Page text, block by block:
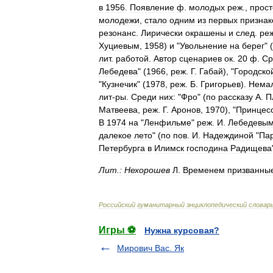
в 1956 Появление ф молодых реж
молодежи стало одним из первых
резонанс Лирически окрашены и след
Хуциевым
1958) и "Увольнение на берег" (
лит. работой Автор сценариев ок 20 ф
Лебедева" (1966 реж Г. Габай), "
"Кузнечик" (1978 реж Б Григорьев).
лит-ры Среди них: "Фро" (по рассказу А
Матвеева
реж Г. Аронов 1970), "
В 1974 на "Ленфильме" реж И
далекое лето" (по пов И Надеждиной "
Петербурга в Илимск господина Радищева
Лит : Нехорошев Л Временем
Российский гуманитарный энциклопедический
Игры ⚽
Нужна курсовая?
Мирович Вас. Як